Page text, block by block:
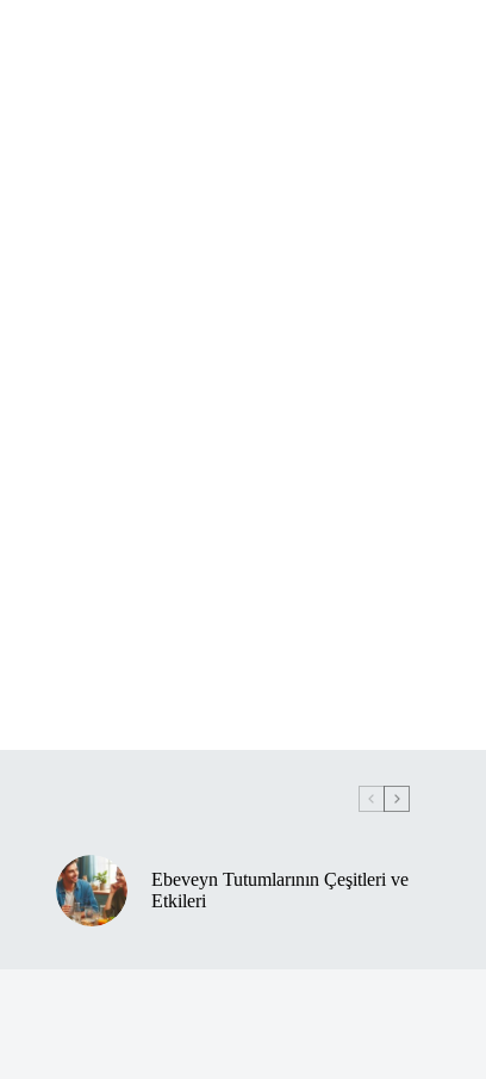
Ebeveyn Tutumlarının Çeşitleri ve
Etkileri